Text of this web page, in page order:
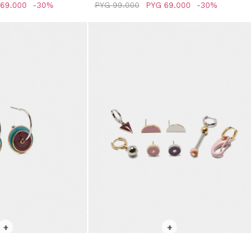
69.000 30
ESMALTE - BURDEOS
PYG 69.000
PYG 99.000 30
+ +